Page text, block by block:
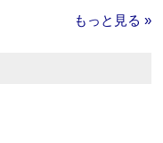
もっと見る »